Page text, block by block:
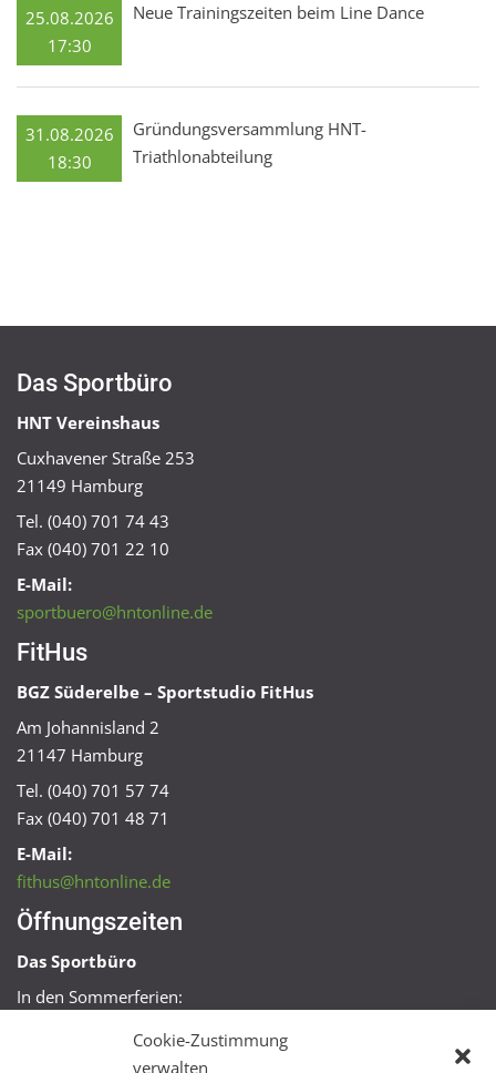
Cookie-Zustimmung
verwalten
25.08.2026
17:30
Neue Trainingszeiten beim Line Dance
31.08.2026
18:30
Gründungsversammlung HNT-
Triathlonabteilung
Das Sportbüro
HNT Vereinshaus
Cuxhavener Straße 253
21149 Hamburg
Tel. (040) 701 74 43
Fax (040) 701 22 10
E-Mail:
sportbuero@hntonline.de
FitHus
BGZ Süderelbe – Sportstudio FitHus
Am Johannisland 2
21147 Hamburg
Tel. (040) 701 57 74
Fax (040) 701 48 71
E-Mail:
fithus@hntonline.de
Öffnungszeiten
Das Sportbüro
In den Sommerferien:
Mo + Mi 16:00 – 18:00 Uhr